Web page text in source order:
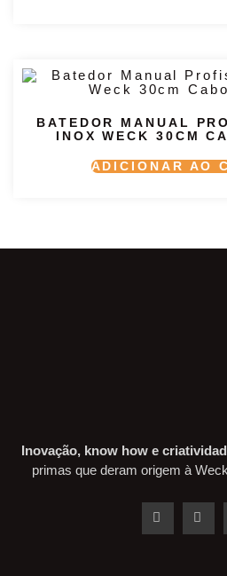
BATEDOR MANUAL
INOX WECK 30CM
ADICIONAR AO
Inovação, know how e
primas que deram origem à